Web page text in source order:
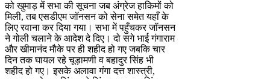
को खुमाड़ में सभा की सूचना जब अंग्रेज हाकिमों को
मिली, तब एसडीएम जॉनसन को सेना समेत यहाँ के
लिए रवाना कर दिया गया। सभा में पहुँचकर जॉनसन
ने गोली चलाने के आदेश दे दिए। दो सगे भाई गंगाराम
और खीमानंद मौके पर ही शहीद हो गए जबकि चार
दिन तक घायल रहे चूड़ामणी व बहादुर सिंह भी
शहीद हो गए। इसके अलावा गंगा दत्त शास्त्री,